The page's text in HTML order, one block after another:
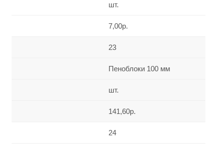
шт.
7,00р.
23
Пеноблоки 100 мм
шт.
141,60р.
24